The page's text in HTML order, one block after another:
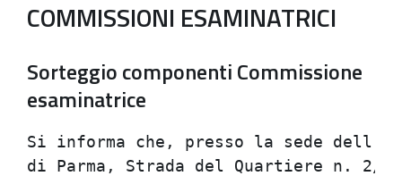
COMMISSIONI ESAMINATRICI
Sorteggio componenti Commissione
esaminatrice
Si informa che, presso la
di Parma, Strada del